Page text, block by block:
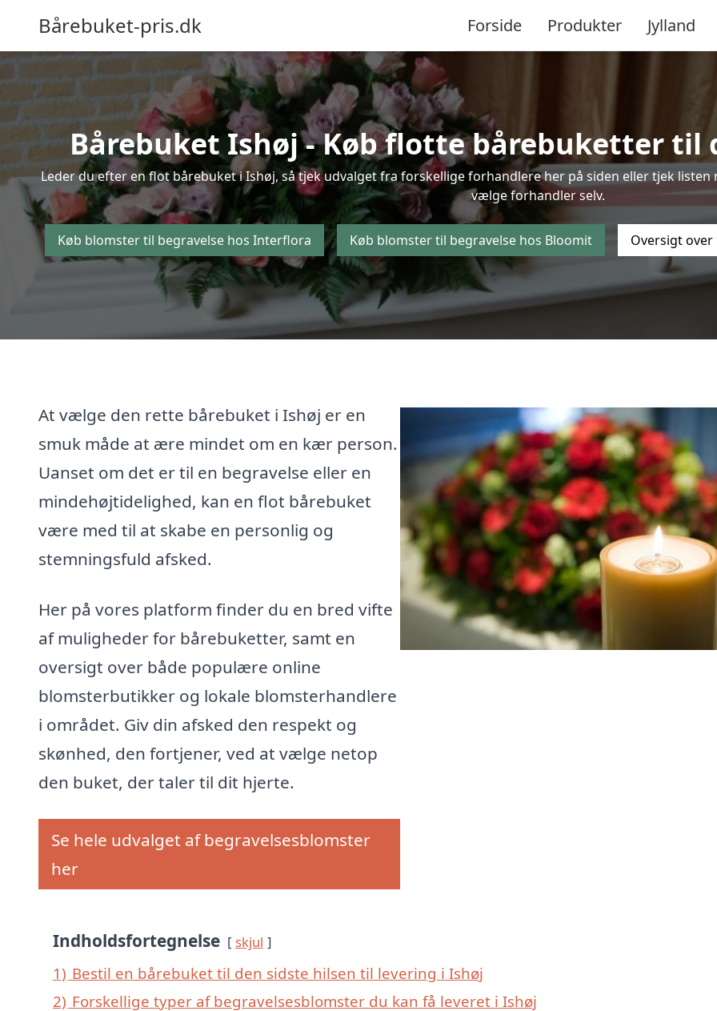
Bårebuket-pris.dk Forside Produkter Jylland
Bårebuket Ishøj - Køb flotte bårebuketter til
Leder du efter en flot bårebuket i Ishøj, så tjek udvalget fra forskellige forhandlere her på siden eller tjek
vælge forhandler selv.
Køb blomster til begravelse hos Interflora Køb blomster til begravelse hos Bloomit Oversigt
At vælge den rette bårebuket i Ishøj er en
smuk måde at ære mindet om en kær person.
Uanset om det er til en begravelse eller en
mindehøjtidelighed, kan en flot bårebuket
være med til at skabe en personlig og
stemningsfuld afsked.
Her på vores platform finder du en bred vifte
af muligheder for bårebuketter, samt en
oversigt over både populære online
blomsterbutikker og lokale blomsterhandlere
i området. Giv din afsked den respekt og
skønhed, den fortjener, ved at vælge netop
den buket, der taler til dit hjerte.
Se hele udvalget af begravelsesblomster
her
Indholdsfortegnelse skjul
1) Bestil en bårebuket til den sidste hilsen til levering i Ishøj
2) Forskellige typer af begravelsesblomster du kan få leveret i Ishøj